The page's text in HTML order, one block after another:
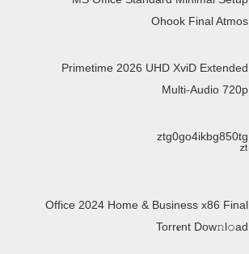
Ohook Final Atmos
Primetime 2026 UHD XviD Extended
Multi-Audio 720p
ztg0go4ikbg850tg
Office 2024 Home & Business x86 Final
Torr𝐞nt Dow𝚗l𝚘аd